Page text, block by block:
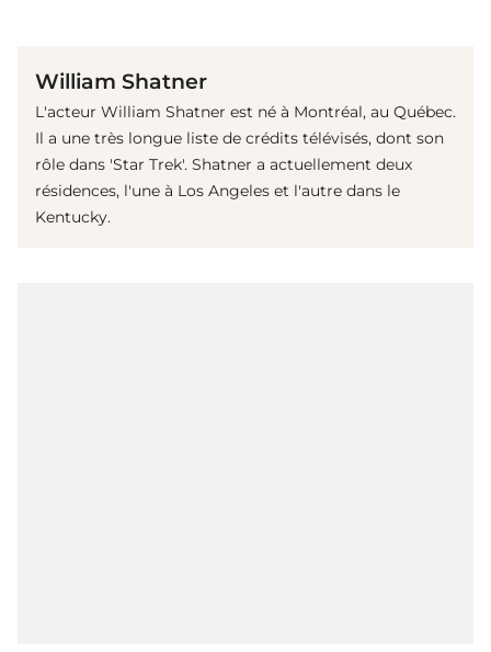
William Shatner
L'acteur William Shatner est né à Montréal, au Québec.
Il a une très longue liste de crédits télévisés, dont son
rôle dans 'Star Trek'. Shatner a actuellement deux
résidences, l'une à Los Angeles et l'autre dans le
Kentucky.